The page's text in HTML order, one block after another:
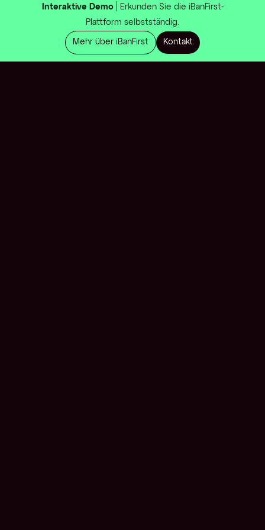
Interaktive Demo
| Erkunden Sie die iBanFirst-
Plattform selbstständig.
Mehr über iBanFirst Kontakt
Kontakt